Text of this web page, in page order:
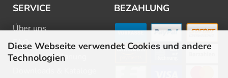
Diese Webseite verwendet Cookies und andere
Technologien
SERVICE
Über uns
FAQ
Beratung & Planung
BEZAHLUNG